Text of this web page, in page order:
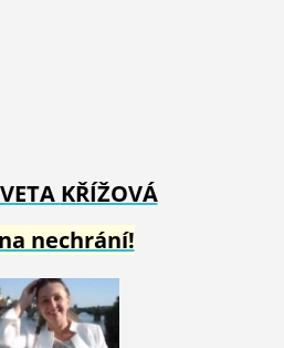
KŘÍŽOVÁ
nechrání!